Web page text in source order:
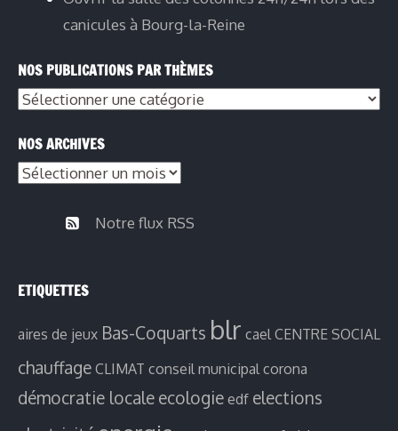
canicules à Bourg-la-Reine
NOS PUBLICATIONS PAR THÈMES
Nos
par
thèmes
NOS ARCHIVES
Nos
Notre flux RSS
ETIQUETTES
aires de jeux Bas-Coquarts blr cael CENTRE SOCIAL
chauffage CLIMAT conseil municipal corona
démocratie locale ecologie edf elections